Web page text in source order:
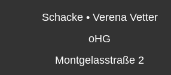
Schacke • Verena Vetter
oHG
Montgelasstraße 2